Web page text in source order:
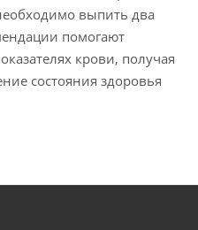
выпить два
помогают
крови, получая
состояния здоровья